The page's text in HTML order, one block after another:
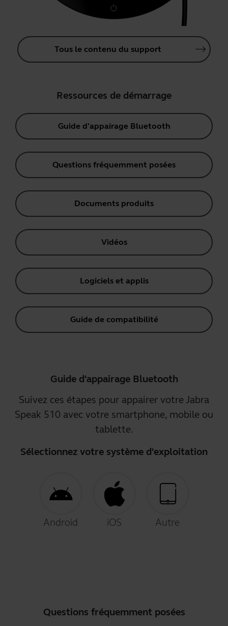
Tous le contenu du support
Ressources de démarrage
Guide d'appairage Bluetooth
Questions fréquemment posées
Documents produits
Vidéos
Logiciels et applis
Guide de compatibilité
Guide d'appairage Bluetooth
Suivez ces étapes pour appairer votre Jabra
Speak 510 avec votre smartphone, mobile ou
tablette.
Sélectionnez votre système d'exploitation
Android iOS Autre
Questions fréquemment posées